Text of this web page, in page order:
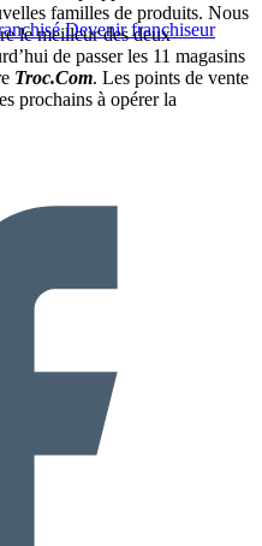
Devenir franchiseur
familles de produits. Nous
le meilleur des deux
de passer les 11 magasins
Troc.Com. Les points de vente
prochains à opérer la